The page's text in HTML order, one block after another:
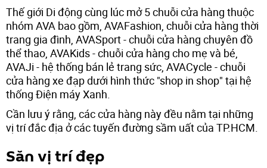
Thế giới Di động cùng lúc mở 5 chuỗi cửa hàng thuộc
nhóm AVA bao gồm, AVAFashion, chuỗi cửa hàng thời
trang gia đình, AVASport - chuỗi cửa hàng chuyên đồ
thể thao, AVAKids - chuỗi cửa hàng cho mẹ và bé,
AVAJi - hệ thống bán lẻ trang sức, AVACycle - chuỗi
cửa hàng xe đạp dưới hình thức "shop in shop" tại hệ
thống Điện máy Xanh.
Cần lưu ý rằng, các cửa hàng này đều nằm tại những
vị trí đắc địa ở các tuyến đường sầm uất của TP.HCM.
Săn vị trí đẹp